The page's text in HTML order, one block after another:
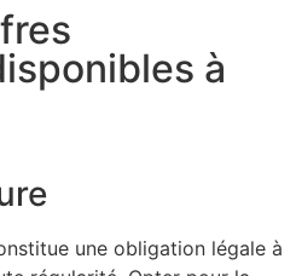
à
une obligation légale à